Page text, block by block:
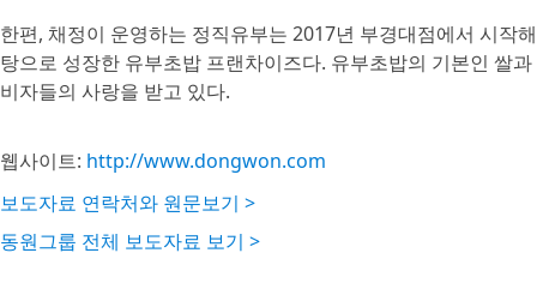
한편, 채정이 운영하는 정직유부는 2017년 부경대점에서 시작
탕으로 성장한 유부초밥 프랜차이즈다. 유부초밥의 기본인 쌀
비자들의 사랑을 받고 있다.
웹사이트: http://www.dongwon.com
보도자료 연락처와 원문보기 >
동원그룹 전체 보도자료 보기 >